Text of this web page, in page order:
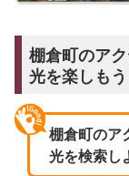
棚倉町のア
光を楽しもう
棚倉町のア
光を検索し